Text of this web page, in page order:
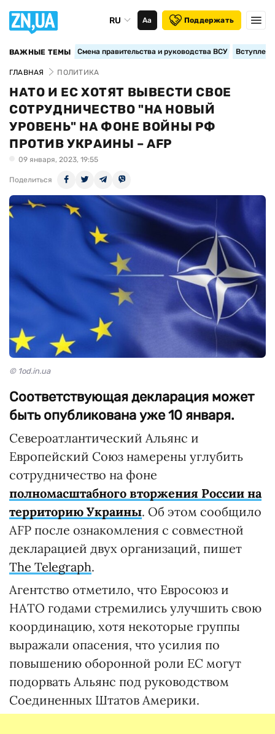
RU Аа Поддержать
ВАЖНЫЕ ТЕМЫ Смена правительства и руководства ВСУ
ГЛАВНАЯ ПОЛИТИКА
НАТО И ЕС ХОТЯТ ВЫВЕСТИ СВОЕ
СОТРУДНИЧЕСТВО "НА НОВЫЙ
УРОВЕНЬ" НА ФОНЕ ВОЙНЫ РФ
ПРОТИВ УКРАИНЫ – AFP
09 января, 2023, 19:55
Поделиться
© 1od.in.ua
Соответствующая декларация может
быть опубликована уже 10 января.
Североатлантический Альянс и
Европейский Союз намерены углубить
сотрудничество на фоне
полномасштабного вторжения России на
территорию Украины. Об этом сообщило
AFP после ознакомления с совместной
декларацией двух организаций, пишет
The Telegraph.
Агентство отметило, что Евросоюз и
НАТО годами стремились улучшить свою
координацию, хотя некоторые группы
выражали опасения, что усилия по
повышению оборонной роли ЕС могут
подорвать Альянс под руководством
Соединенных Штатов Америки.